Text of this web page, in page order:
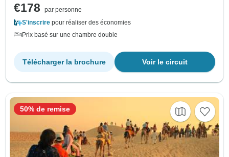
€178
par personne
S'inscrire pour réaliser des économies
Prix basé sur une chambre double
Voir le circuit
Télécharger la brochure
50% de remise